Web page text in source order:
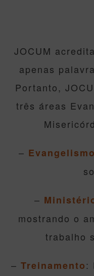
JOCUM
apenas
Portanto,
três áreas
– Evangelismo
–
mostrando o
trabalho
– Treinamento: